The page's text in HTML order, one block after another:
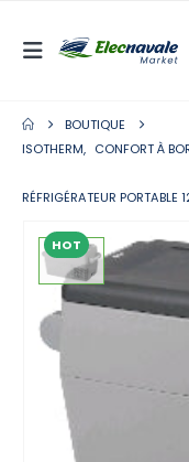
BOUTIQUE
ISOTHERM, CONFORT À
RÉFRIGÉRATEUR
HOT